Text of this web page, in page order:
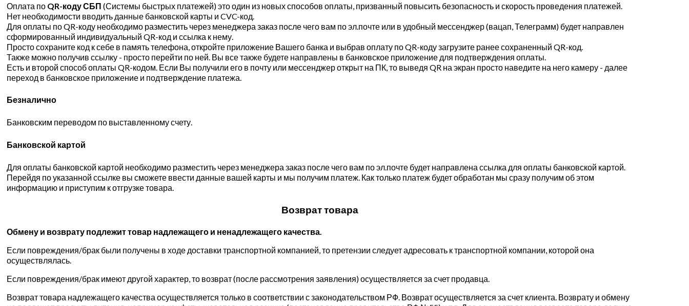
Оплата по QR-коду СБП (Системы быстрых платежей) это один из новых способов оплаты, призванный повысить безопасность и скорость проведения платежей.
Нет необходимости вводить данные банковской карты и CVC-код.
Для оплаты по QR-коду необходимо разместить через менеджера заказ после чего вам по эл.почте или в удобный мессенджер (вацап, Телеграмм) будет направлен
сформированный индивидуальный QR-код и ссылка к нему.
Просто сохраните код к себе в память телефона, откройте приложение Вашего банка и выбрав оплату по QR-коду загрузите ранее сохраненный QR-код.
Также можно получив ссылку - просто перейти по ней. Вы все также будете направлены в банковское приложение для подтверждения оплаты.
Есть и второй способ оплаты QR-кодом. Если Вы получили его в почту или мессенджер открыт на ПК, то выведя QR на экран просто наведите на него камеру - далее
переход в банковское приложение и подтверждение платежа.
Безналично
Банковским переводом по выставленному счету.
Банковской картой
Для оплаты банковской картой необходимо разместить через менеджера заказ после чего вам по эл.почте будет направлена ссылка для оплаты банковской картой.
Перейдя по указанной ссылке вы сможете ввести данные вашей карты и мы получим платеж. Как только платеж будет обработан мы сразу получим об этом
информацию и приступим к отгрузке товара.
Возврат товара
Обмену и возврату подлежит товар надлежащего и ненадлежащего качества.
Если повреждения/брак были получены в ходе доставки транспортной компанией, то претензии следует адресовать к транспортной компании, которой она
осуществлялась.
Если повреждения/брак имеют другой характер, то возврат (после рассмотрения заявления) осуществляется за счет продавца.
Возврат товара надлежащего качества осуществляется только в соответствии с законодательством РФ. Возврат осуществляется за счет клиента. Возврату и обмену